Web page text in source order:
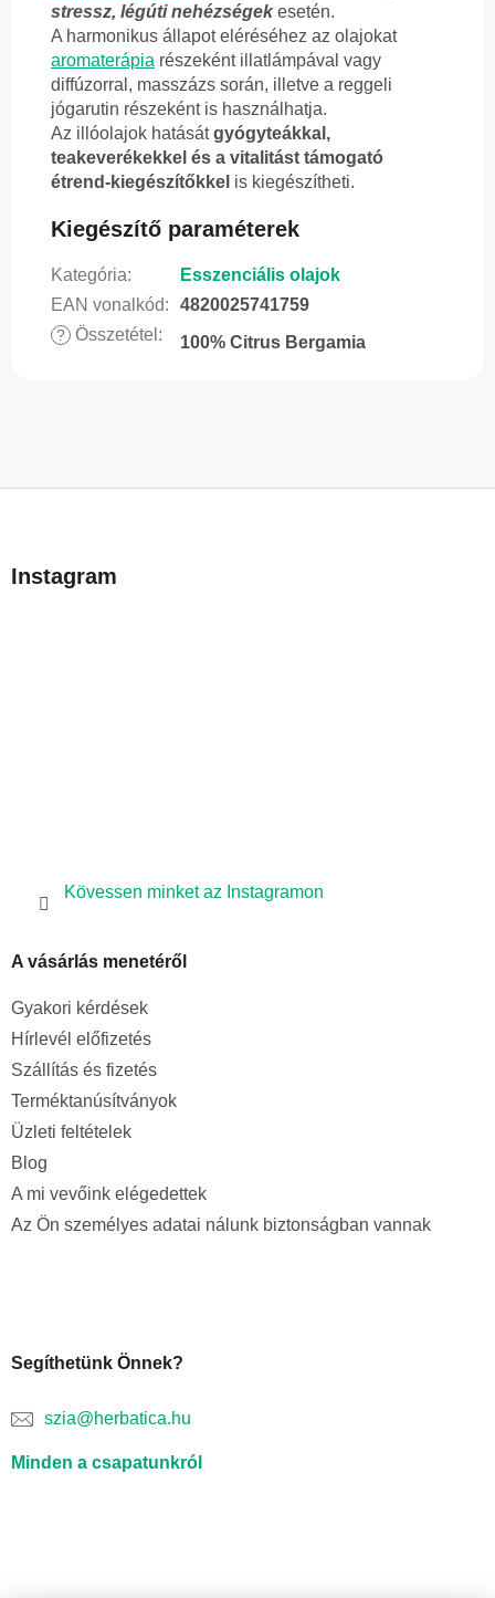
stressz, légúti nehézségekesetén.
A harmonikus állapot eléréséhez az olajokat
aromaterápia részeként illatlámpával vagy
diffúzorral, masszázs során, illetve a reggeli
jógarutin részeként is használhatja.
Az illóolajok hatásátgyógyteákkal,
teakeverékekkel és a vitalitást támogató
étrend-kiegészítőkkel is kiegészítheti.
Kiegészítő paraméterek
Kategória:
Esszenciális olajok
EAN vonalkód: 4820025741759
? Összetétel : 100% Citrus Bergamia
bInstagram
Kövessen minket az Instagramon
A vásárlás menetéről
Gyakori kérdések
Hírlevél előfizetés
Szállítás és fizetés
Terméktanúsítványok
Üzleti feltételek
Blog
A mi vevőink elégedettek
Az Ön személyes adatai nálunk biztonságban vannak
Segíthetünk Önnek?
szia@herbatica.hu
Minden a csapatunkról